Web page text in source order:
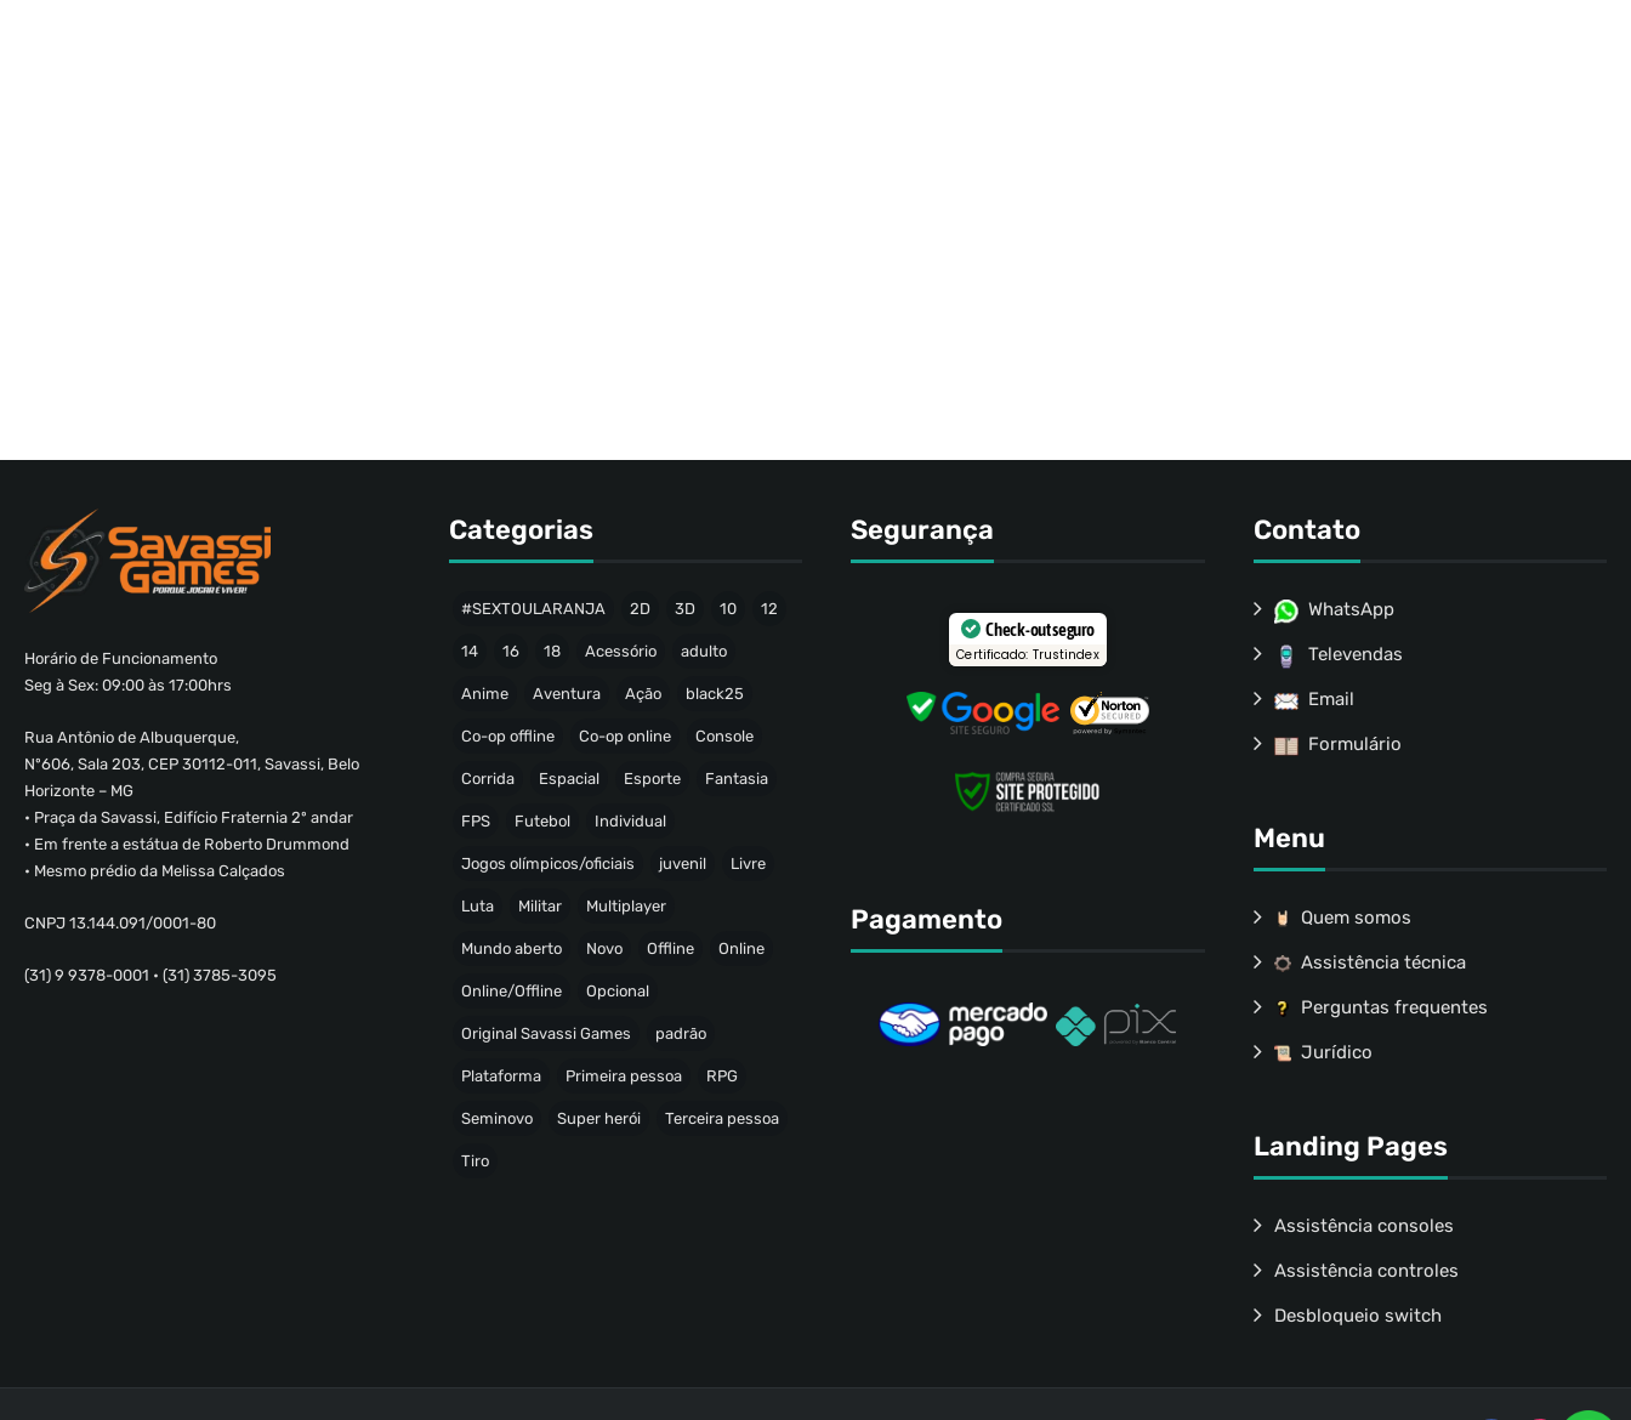
Horário de Funcionamento
Seg à Sex: 09:00 às 17:00hrs
Rua Antônio de Albuquerque,
Nº606, Sala 203, CEP 30112-011, Savassi, Belo
Horizonte – MG
• Praça da Savassi, Edifício Fraternia 2º andar
• Em frente a estátua de Roberto Drummond
• Mesmo prédio da Melissa Calçados
CNPJ 13.144.091/0001-80
(31) 9 9378-0001 • (31) 3785-3095
Categorias
#SEXTOULARANJA 2D 3D 10 12
14 16 18 Acessório adulto
Anime Aventura Ação black25
Co-op offline Co-op online Console
Corrida Espacial Esporte Fantasia
FPS Futebol Individual
Jogos olímpicos/oficiais juvenil Livre
Luta Militar Multiplayer
Mundo aberto Novo Offline Online
Online/Offline Opcional
Original Savassi Games padrão
Plataforma Primeira pessoa RPG
Seminovo Super herói Terceira pessoa
Tiro
Segurança
Check-out seguro
Certificado: Trustindex
Pagamento
Contato
WhatsApp
Televendas
Email
Formulário
Menu
Quem somos
Assistência técnica
Perguntas frequentes
Jurídico
Landing Pages
Assistência consoles
Assistência controles
Desbloqueio switch